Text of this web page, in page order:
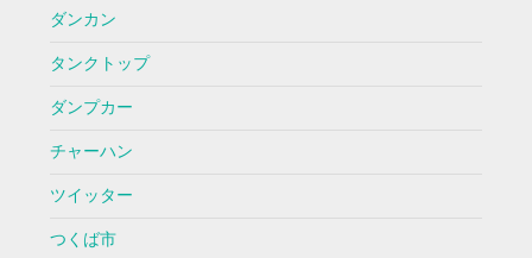
ダンカン
タンクトップ
ダンプカー
チャーハン
ツイッター
つくば市